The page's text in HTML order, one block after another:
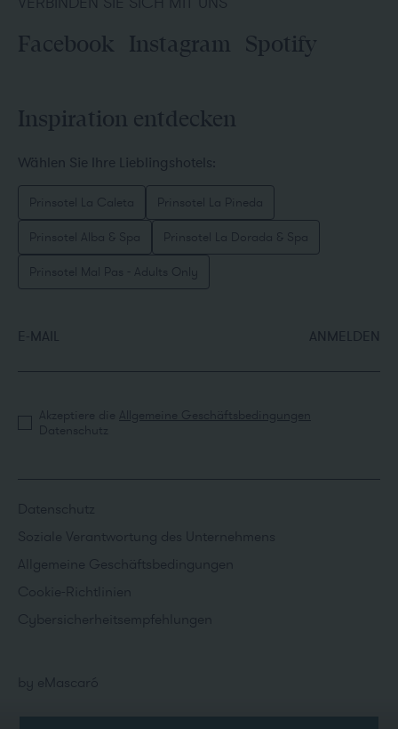
Facebook Instagram Spotify
Inspiration entdecken
Wählen Sie Ihre Lieblingshotels:
Prinsotel La Caleta Prinsotel La Pineda
Prinsotel Alba & Spa Prinsotel La Dorada & Spa
Prinsotel Mal Pas - Adults Only
E-MAIL ANMELDEN
Akzeptiere die Allgemeine Geschäftsbedingungen
Datenschutz
Datenschutz
Soziale Verantwortung des Unternehmens
Allgemeine Geschäftsbedingungen
Cookie-Richtlinien
Cybersicherheitsempfehlungen
by eMascaró